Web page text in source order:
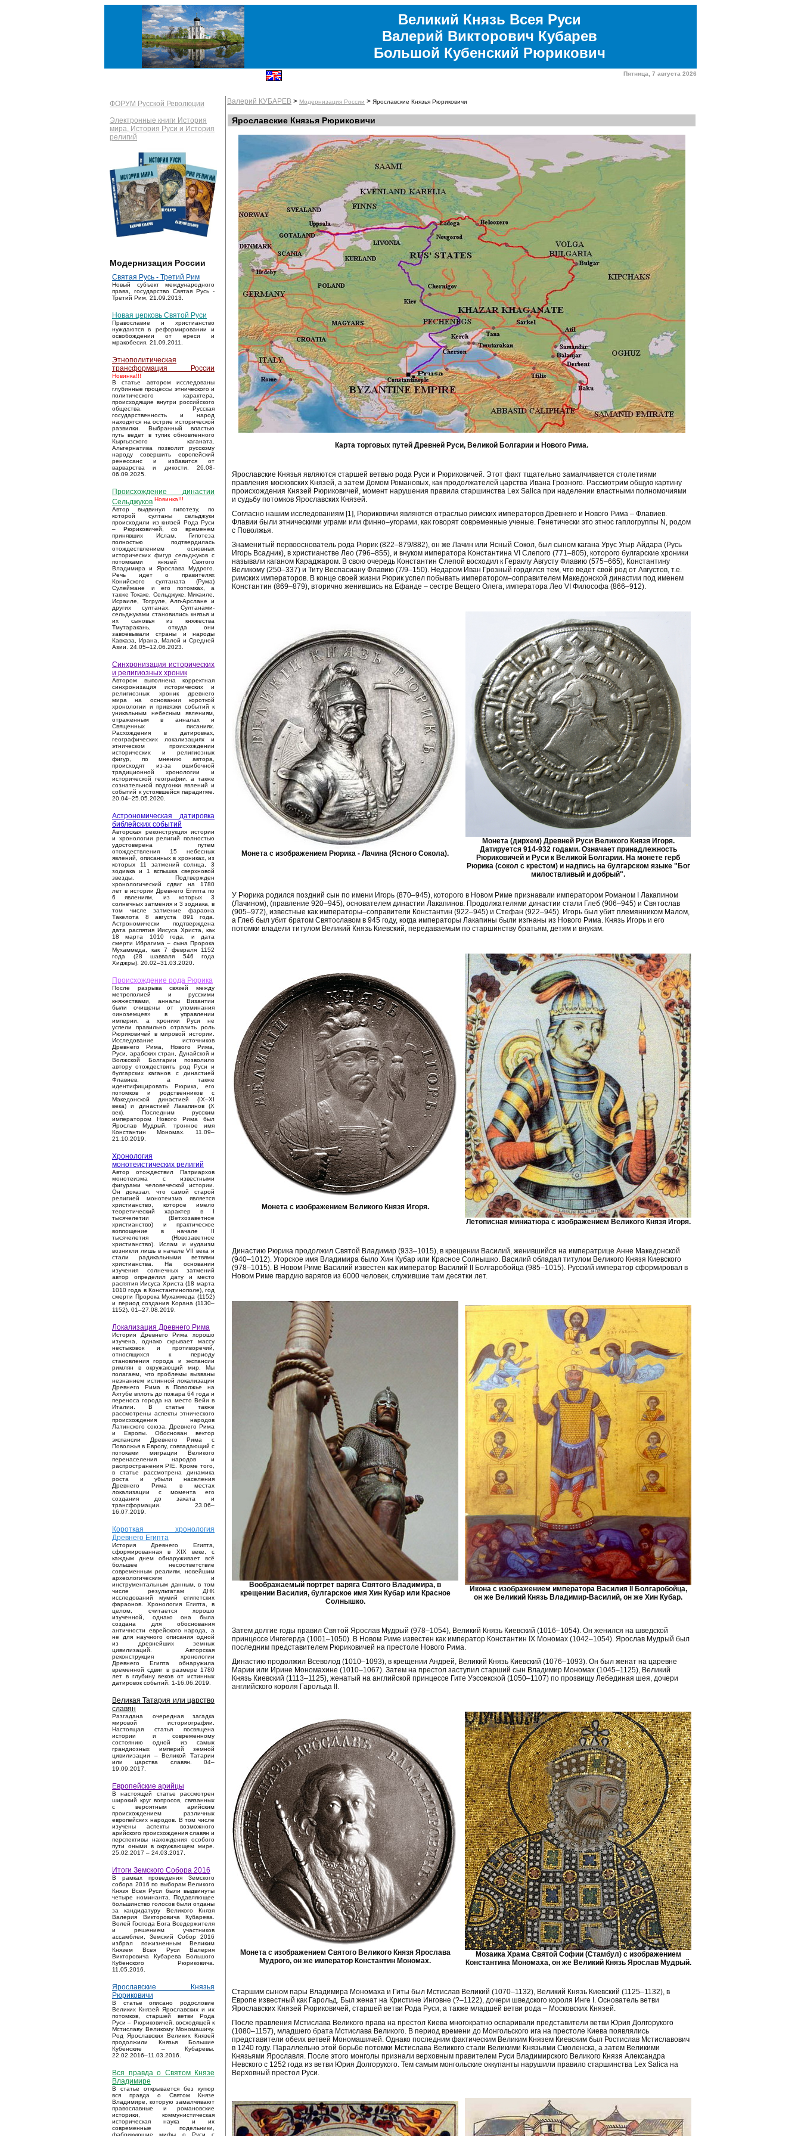
Великий Князь Всея Руси
Валерий Викторович Кубарев
Большой Кубенский Рюрикович
Пятница, 7 августа 2026
ФОРУМ Русской Революции
Электронные книги История
мира, История Руси и История
религий
Модернизация России
Святая Русь - Третий Рим
Новый субъект международного
права, государство Святая Русь -
Третий Рим, 21.09.2013.
Новая церковь Святой Руси
Православие и христианство
нуждаются в реформировании и
освобождении от ереси и
мракобесия. 21.09.2011.
Этнополитическая
трансформация России
Новинка!!!
В статье автором исследованы
глубинные процессы этнического и
политического характера,
происходящие внутри российского
общества. Русская
государственность и народ
находятся на острие исторической
развилки. Выбранный властью
путь ведет в тупик обновленного
Кыргызского каганата.
Альтернатива позволит русскому
народу совершить европейский
ренессанс и избавится от
варварства и дикости. 26.08-
06.09.2025.
Происхождение династии
Сельджуков Новинка!!!
Автор выдвинул гипотезу, по
которой султаны сельджуки
происходили из князей Рода Руси
– Рюриковичей, со временем
принявших Ислам. Гипотеза
полностью подтвердилась
отождествлением основных
исторических фигур сельджуков с
потомками князей Святого
Владимира и Ярослава Мудрого.
Речь идет о правителях
Конийского султаната (Рума)
Сулеймане и его потомках, а
также Токаке, Сельджуке, Микаиле,
Исраиле, Тогруле, Алп-Арслане и
других султанах. Султанами-
сельджуками становились князья и
их сыновья из княжества
Тмутаракань, откуда они
завоёвывали страны и народы
Кавказа, Ирана, Малой и Средней
Азии. 24.05–12.06.2023.
Синхронизация исторических
и религиозных хроник
Автором выполнена корректная
синхронизация исторических и
религиозных хроник древнего
мира на основании короткой
хронологии и привязки событий к
уникальным небесным явлениям,
отраженным в анналах и
Священных писаниях.
Расхождения в датировках,
географических локализациях и
этническом происхождении
исторических и религиозных
фигур, по мнению автора,
происходят из-за ошибочной
традиционной хронологии и
исторической географии, а также
сознательной подгонки явлений и
событий к устоявшейся парадигме.
20.04–25.05.2020.
Астрономическая датировка
библейских событий
Авторская реконструкция истории
и хронологии религий полностью
удостоверена путем
отождествления 15 небесных
явлений, описанных в хрониках, из
которых 11 затмений солнца, 3
зодиака и 1 вспышка сверхновой
звезды. Подтвержден
хронологический сдвиг на 1780
лет в истории Древнего Египта по
6 явлениям, из которых 3
солнечных затмения и 3 зодиака, в
том числе затмение фараона
Такелота 8 августа 891 года.
Астрономически подтверждена
дата распятия Иисуса Христа, как
18 марта 1010 года, и дата
смерти Ибрагима – сына Пророка
Мухаммеда, как 7 февраля 1152
года (28 шавваля 546 года
Хиджры). 20.02–31.03.2020.
Происхождение рода Рюрика
После разрыва связей между
метрополией и русскими
княжествами, анналы Византии
были очищены от упоминания
«иноземцев» в управлении
империи, а хроники Руси не
успели правильно отразить роль
Рюриковичей в мировой истории.
Исследование источников
Древнего Рима, Нового Рима,
Руси, арабских стран, Дунайской и
Волжской Болгарии позволило
автору отождествить род Руси и
булгарских каганов с династией
Флавиев, а также
идентифицировать Рюрика, его
потомков и родственников с
Македонской династией (IX–XI
века) и династией Лакапинов (X
век). Последним русским
императором Нового Рима был
Ярослав Мудрый, тронное имя
Константин Мономах. 11.09–
21.10.2019.
Хронология
монотеистических религий
Автор отождествил Патриархов
монотеизма с известными
фигурами человеческой истории.
Он доказал, что самой старой
религией монотеизма является
христианство, которое имело
теоретический характер в I
тысячелетии (Ветхозаветное
христианство) и практическое
воплощение в начале II
тысячелетия (Новозаветное
христианство). Ислам и иудаизм
возникли лишь в начале VII века и
стали радикальными ветвями
христианства. На основании
изучения солнечных затмений
автор определил дату и место
распятия Иисуса Христа (18 марта
1010 года в Константинополе), год
смерти Пророка Мухаммеда (1152)
и период создания Корана (1130–
1152). 01–27.08.2019.
Локализация Древнего Рима
История Древнего Рима хорошо
изучена, однако скрывает массу
нестыковок и противоречий,
относящихся к периоду
становления города и экспансии
римлян в окружающий мир. Мы
полагаем, что проблемы вызваны
незнанием истинной локализации
Древнего Рима в Поволжье на
Ахтубе вплоть до пожара 64 года и
переноса города на место Вейи в
Италии. В статье также
рассмотрены аспекты этнического
происхождения народов
Латинского союза, Древнего Рима
и Европы. Обоснован вектор
экспансии Древнего Рима с
Поволжья в Европу, совпадающий с
потоками миграции Великого
перенаселения народов и
распространения PIE. Кроме того,
в статье рассмотрена динамика
роста и убыли населения
Древнего Рима в местах
локализации с момента его
создания до заката и
трансформации. 23.06–
16.07.2019.
Короткая хронология
Древнего Египта
История Древнего Египта,
сформированная в XIX веке, с
каждым днем обнаруживает всё
большее несоответствие
современным реалиям, новейшим
археологическим и
инструментальным данным, в том
числе результатам ДНК
исследований мумий египетских
фараонов. Хронология Египта, в
целом, считается хорошо
изученной, однако она была
создана для обоснования
античности еврейского народа, а
не для научного описания одной
из древнейших земных
цивилизаций. Авторская
реконструкция хронологии
Древнего Египта обнаружила
временной сдвиг в размере 1780
лет в глубину веков от истинных
датировок событий. 1-16.06.2019.
Великая Татария или царство
славян
Разгадана очередная загадка
мировой историографии.
Настоящая статья посвящена
истории и современному
состоянию одной из самых
грандиозных империй земной
цивилизации – Великой Татарии
или царства славян. 04–
19.09.2017.
Европейские арийцы
В настоящей статье рассмотрен
широкий круг вопросов, связанных
с вероятным арийским
происхождением различных
европейских народов. В том числе
изучены аспекты возможного
арийского происхождения славян и
перспективы нахождения особого
пути оными в окружающем мире.
25.02.2017 – 24.03.2017.
Итоги Земского Собора 2016
В рамках проведения Земского
собора 2016 по выборам Великого
Князя Всея Руси были выдвинуты
четыре номинанта. Подавляющее
большинство голосов были отданы
за кандидатуру Великого Князя
Валерия Викторовича Кубарева.
Волей Господа Бога Вседержителя
и решением участников
ассамблеи, Земский Собор 2016
избрал пожизненным Великим
Князем Всея Руси Валерия
Викторовича Кубарева Большого
Кубенского Рюриковича.
11.05.2016.
Ярославские Князья
Рюриковичи
В статье описано родословие
Великих Князей Ярославских и их
потомков, старшей ветви Рода
Руси – Рюриковичей, восходящей к
Мстиславу Великому Мономашичу.
Род Ярославских Великих Князей
продолжили Князья Большие
Кубенские – Кубаревы.
22.02.2016–11.03.2016.
Вся правда о Святом Князе
Владимире
В статье открывается без купюр
вся правда о Святом Князе
Владимире, которую замалчивают
православные и романовские
историки, коммунистическая
историческая наука и их
современные подельники,
фабрикующие мифы о Руси с
Валерий КУБАРЕВ > Модернизация России > Ярославские Князья Рюриковичи
Ярославские Князья Рюриковичи
Карта торговых путей Древней Руси, Великой Болгарии и Нового Рима.
Ярославские Князья являются старшей ветвью рода Руси и Рюриковичей. Этот факт тщательно замалчивается столетиями
правления московских Князей, а затем Домом Романовых, как продолжателей царства Ивана Грозного. Рассмотрим общую картину
происхождения Князей Рюриковичей, момент нарушения правила старшинства Lex Salica при наделении властными полномочиями
и судьбу потомков Ярославских Князей.
Согласно нашим исследованиям [1], Рюриковичи являются отраслью римских императоров Древнего и Нового Рима – Флавиев.
Флавии были этническими уграми или финно–угорами, как говорят современные ученые. Генетически это этнос гаплогруппы N, родом
с Поволжья.
Знаменитый первооснователь рода Рюрик (822–879/882), он же Лачин или Ясный Сокол, был сыном кагана Урус Угыр Айдара (Русь
Игорь Всадник), в христианстве Лео (796–855), и внуком императора Константина VI Слепого (771–805), которого булгарские хроники
называли каганом Караджаром. В свою очередь Константин Слепой восходил к Гераклу Августу Флавию (575–665), Константину
Великому (250–337) и Титу Веспасиану Флавию (7/9–150). Недаром Иван Грозный гордился тем, что ведет свой род от Августов, т.е.
римских императоров. В конце своей жизни Рюрик успел побывать императором–соправителем Македонской династии под именем
Константин (869–879), вторично женившись на Ефанде – сестре Вещего Олега, императора Лео VI Философа (866–912).
Монета с изображением Рюрика - Лачина (Ясного Сокола).
Монета (дирхем) Древней Руси Великого Князя Игоря.
Датируется 914-932 годами. Означает принадлежность
Рюриковичей и Руси к Великой Болгарии. На монете герб
Рюрика (сокол с крестом) и надпись на булгарском языке "Бог
милоствливый и добрый".
У Рюрика родился поздний сын по имени Игорь (870–945), которого в Новом Риме признавали императором Романом I Лакапином
(Лачином), (правление 920–945), основателем династии Лакапинов. Продолжателями династии стали Глеб (906–945) и Святослав
(905–972), известные как императоры–соправители Константин (922–945) и Стефан (922–945). Игорь был убит племянником Малом,
а Глеб был убит братом Святославом в 945 году, когда императоры Лакапины были изгнаны из Нового Рима. Князь Игорь и его
потомки владели титулом Великий Князь Киевский, передаваемым по старшинству братьям, детям и внукам.
Монета с изображением Великого Князя Игоря.
Летописная миниатюра с изображением Великого Князя Игоря.
Династию Рюрика продолжил Святой Владимир (933–1015), в крещении Василий, женившийся на императрице Анне Македонской
(940–1012). Угорское имя Владимира было Хин Кубар или Красное Солнышко. Василий обладал титулом Великого Князя Киевского
(978–1015). В Новом Риме Василий известен как император Василий II Болгаробойца (985–1015). Русский император сформировал в
Новом Риме гвардию варягов из 6000 человек, служившие там десятки лет.
Воображаемый портрет варяга Святого Владимира, в
крещении Василия, булгарское имя Хин Кубар или Красное
Солнышко.
Икона с изображением императора Василия II Болгаробойца,
он же Великий Князь Владимир-Василий, он же Хин Кубар.
Затем долгие годы правил Святой Ярослав Мудрый (978–1054), Великий Князь Киевский (1016–1054). Он женился на шведской
принцессе Ингегерда (1001–1050). В Новом Риме известен как император Константин IX Мономах (1042–1054). Ярослав Мудрый был
последним представителем Рюриковичей на престоле Нового Рима.
Династию продолжил Всеволод (1010–1093), в крещении Андрей, Великий Князь Киевский (1076–1093). Он был женат на царевне
Марии или Ирине Мономахине (1010–1067). Затем на престол заступил старший сын Владимир Мономах (1045–1125), Великий
Князь Киевский (1113–1125), женатый на английской принцессе Гите Уэссекской (1050–1107) по прозвищу Лебединая шея, дочери
английского короля Гарольда II.
Монета с изображением Святого Великого Князя Ярослава
Мудрого, он же император Константин Мономах.
Мозаика Храма Святой Софии (Стамбул) с изображением
Константина Мономаха, он же Великий Князь Ярослав Мудрый.
Старшим сыном пары Владимира Мономаха и Гиты был Мстислав Великий (1070–1132), Великий Князь Киевский (1125–1132), в
Европе известный как Гарольд. Был женат на Кристине Инговне (?–1122), дочери шведского короля Инге I. Основатель ветви
Ярославских Князей Рюриковичей, старшей ветви Рода Руси, а также младшей ветви рода – Московских Князей.
После правления Мстислава Великого права на престол Киева многократно оспаривали представители ветви Юрия Долгорукого
(1080–1157), младшего брата Мстислава Великого. В период времени до Монгольского ига на престоле Киева появлялись
представители обеих ветвей Мономашичей. Однако последним фактическим Великим Князем Киевским был Ростислав Мстиславович
в 1240 году. Параллельно этой борьбе потомки Мстислава Великого стали Великими Князьями Смоленска, а затем Великими
Князьями Ярославля. После этого монголы признали верховным правителем Руси Владимирского Великого Князя Александра
Невского с 1252 года из ветви Юрия Долгорукого. Тем самым монгольские оккупанты нарушили правило старшинства Lex Salica на
Верховный престол Руси.